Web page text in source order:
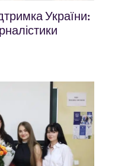
України: